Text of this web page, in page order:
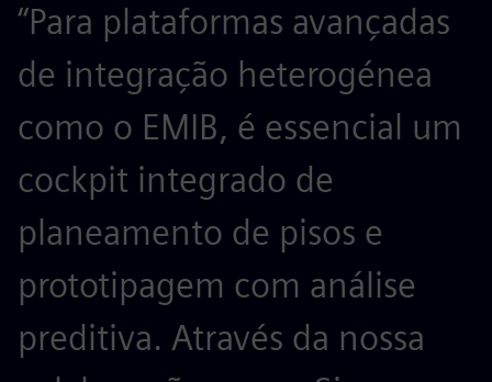
“Para plataformas avançadas
de integração heterogénea
como o EMIB, é essencial um
cockpit integrado de
planeamento de pisos e
prototipagem com análise
preditiva. Através da nossa